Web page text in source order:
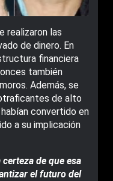
realizaron las
de dinero. En
financiera
también
Además, se
de alto
convertido en
a su implicación
de que esa
el futuro del